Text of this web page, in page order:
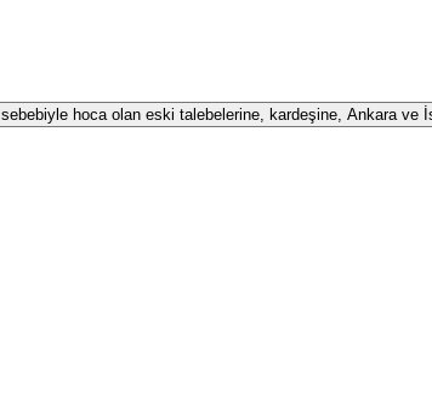
hoca olan eski talebelerine, kardeşine, Ankara